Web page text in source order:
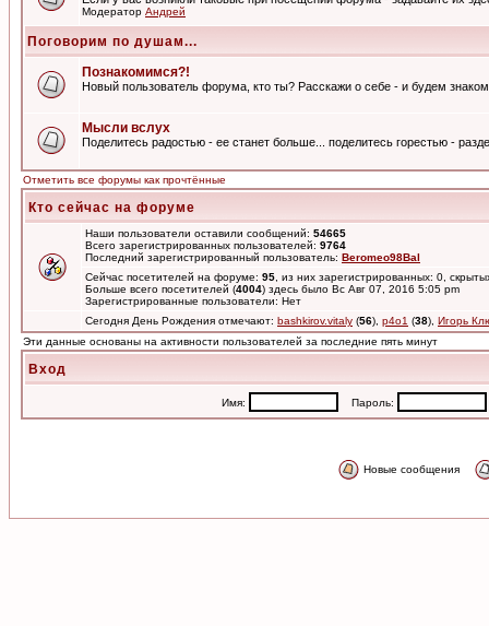
Модератор Андрей
Поговорим по душам...
Познакомимся?!
Новый пользователь форума, кто ты? Расскажи о себе - и будем
Мысли вслух
Поделитесь радостью - ее станет больше... поделитесь горестью -
Отметить все форумы как прочтённые
Кто сейчас на форуме
Наши пользователи оставили сообщений: 54665
Всего зарегистрированных пользователей: 9764
Последний зарегистрированный пользователь: Beromeo98Bal
Сейчас посетителей на форуме: 95 , из них зарегистрированных: 0,
Больше всего посетителей (4004) здесь было Вс Авг 07, 2016 5:05 pm
Зарегистрированные пользователи: Нет
Сегодня День Рождения отмечают: bashkirov.vitaly (56), p4o1 (38), Игорь
Эти данные основаны на активности пользователей за последние пять минут
Вход
Имя: Пароль:
Новые сообщения